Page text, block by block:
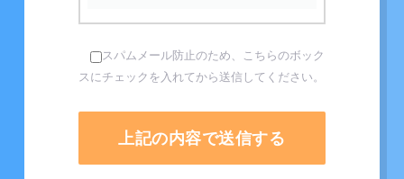
スパムメール防止のため、こちらのボック
スにチェックを入れてから送信してください。